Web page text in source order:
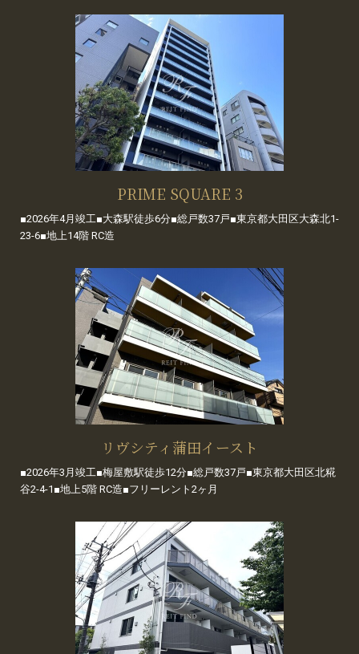
PRIME SQUARE 3
■2026年4月竣工■大森駅徒歩6分■総戸数37戸■東京都大田区大森北1-
23-6■地上14階 RC造
リヴシティ蒲田イースト
■2026年3月竣工■梅屋敷駅徒歩12分■総戸数37戸■東京都大田区北糀
谷2-4-1■地上5階 RC造■フリーレント2ヶ月